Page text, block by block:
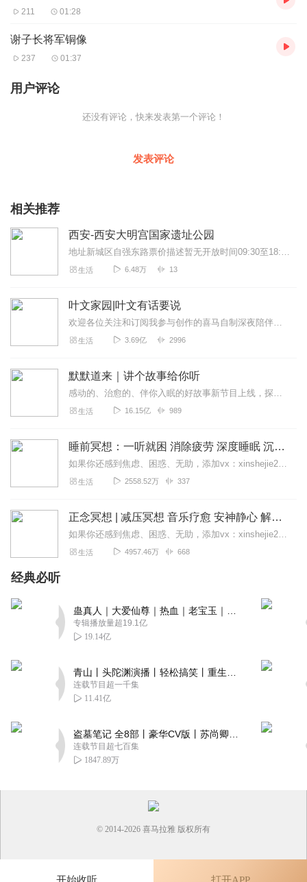
211 01:28
谢子长将军铜像
237 01:37
用户评论
还没有评论，快来发表第一个评论！
发表评论
相关推荐
西安-西安大明宫国家遗址公园
地址新城区自强东路票价描述暂无开放时间09:30至18:00乘车信息市内乘车路线：2、k17/17、22、38、46/k46、104、209、216...
生活 6.48万 13
叶文家园|叶文有话要说
欢迎各位关注和订阅我参与创作的喜马自制深夜陪伴谈话栏目《听你说·百态人声》【听你说·百态人声】每晚直播连线真实人间故事|叶文现场互动中|人间冷暖，抱团取暖每周...
生活 3.69亿 2996
默默道来｜讲个故事给你听
感动的、治愈的、伴你入眠的好故事新节目上线，探索现实世界的无尽魅力，追求对生活的真实记录《听见人间真相》（点击名称，直达专辑）网易人间故事集持续更新中，邀您关注...
生活 16.15亿 989
睡前冥想：一听就困 消除疲劳 深度睡眠 沉浸体验
如果你还感到焦虑、困惑、无助，添加vx：xinshejie2018、vx公众号：宣萱心伴，与主播宣萱开启心灵交流之旅，共建温暖的精神家园！如果你喜欢我的内容，请...
生活 2558.52万 337
正念冥想 | 减压冥想 音乐疗愈 安神静心 解郁降噪
如果你还感到焦虑、困惑、无助，添加vx：xinshejie2018、vx公众号：宣萱心伴，与主播宣萱开启心灵交流之旅，共建温暖的精神家园！如果你喜欢我的内容，请...
生活 4957.46万 668
经典必听
专辑播放量超19.1亿
19.14亿
连载节目超一千集
11.41亿
连载节目超七百集
1847.89万
开始收听 打开APP
© 2014-2026 喜马拉雅 版权所有